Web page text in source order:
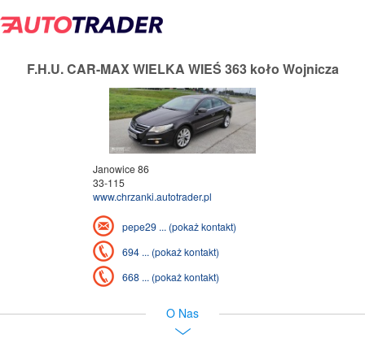
F.H.U. CAR-MAX WIELKA WIEŚ 363 koło Wojnicza
Janowice 86
33-115
www.chrzanki.autotrader.pl
pepe29 ... (pokaż kontakt)
694 ... (pokaż kontakt)
668 ... (pokaż kontakt)
O Nas